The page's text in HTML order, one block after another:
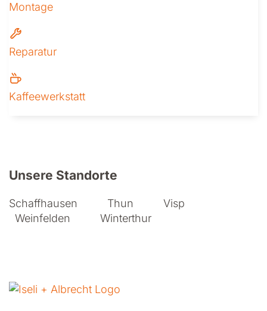
Montage
Reparatur
Kaffeewerkstatt
Unsere Standorte
Schaffhausen Thun
Visp
Weinfelden
Winterthur